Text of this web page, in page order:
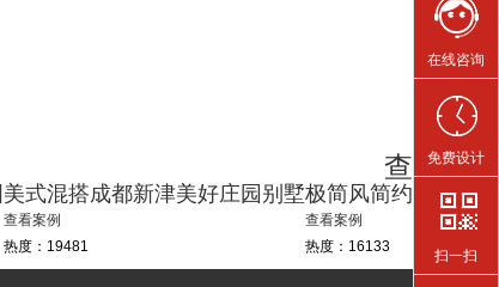
查看更多
极简风简约而不简单
查看案例
热度：16133
美式混搭成都新津美好庄园别墅
查看案例
热度：19481
在线咨询
免费设计
扫一扫